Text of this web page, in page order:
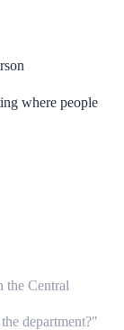
where people
the Central
department?"